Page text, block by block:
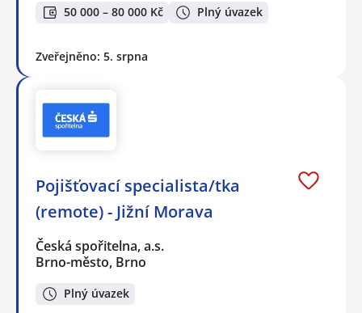
50 000 – 80 000 Kč Plný úvazek
Zveřejněno: 5. srpna
Pojišťovací specialista/tka
(remote) - Jižní Morava
Česká spořitelna, a.s.
Brno-město, Brno
Plný úvazek